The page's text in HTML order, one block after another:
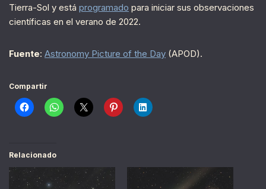
Tierra-Sol y está programado para iniciar sus observaciones
científicas en el verano de 2022.
Fuente: Astronomy Picture of the Day (APOD).
Compartir
Relacionado